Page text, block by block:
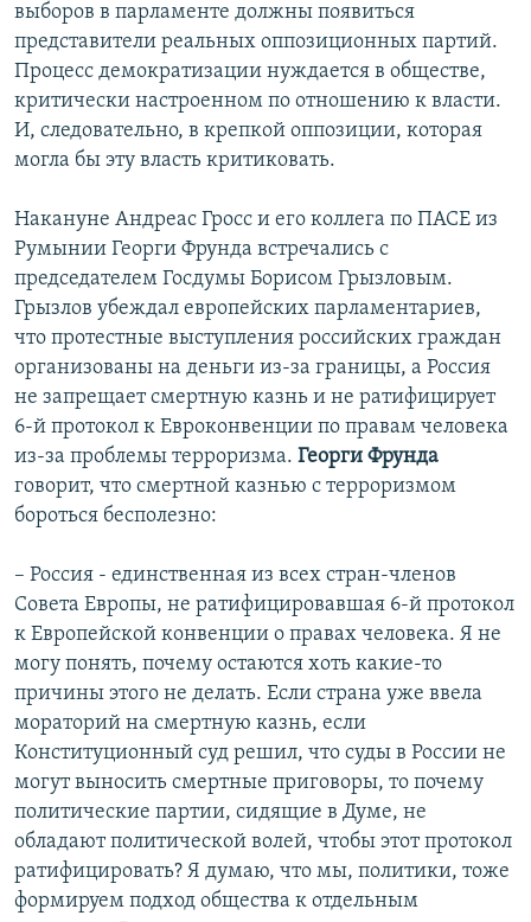
выборов в парламенте должны появиться
представители реальных оппозиционных партий.
Процесс демократизации нуждается в обществе,
критически настроенном по отношению к власти.
И, следовательно, в крепкой оппозиции, которая
могла бы эту власть критиковать.
Накануне Андреас Гросс и его коллега по ПАСЕ из
Румынии Георги Фрунда встречались с
председателем Госдумы Борисом Грызловым.
Грызлов убеждал европейских парламентариев,
что протестные выступления российских граждан
организованы на деньги из-за границы, а Россия
не запрещает смертную казнь и не ратифицирует
6-й протокол к Евроконвенции по правам человека
из-за проблемы терроризма. Георги Фрунда
говорит, что смертной казнью с терроризмом
бороться бесполезно:
– Россия - единственная из всех стран-членов
Совета Европы, не ратифицировавшая 6-й протокол
к Европейской конвенции о правах человека. Я не
могу понять, почему остаются хоть какие-то
причины этого не делать. Если страна уже ввела
мораторий на смертную казнь, если
Конституционный суд решил, что суды в России не
могут выносить смертные приговоры, то почему
политические партии, сидящие в Думе, не
обладают политической волей, чтобы этот протокол
ратифицировать? Я думаю, что мы, политики, тоже
формируем подход общества к отдельным